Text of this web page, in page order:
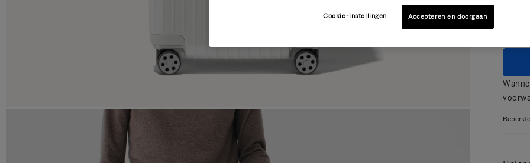
Cookie-instellingen Accepteren en doorgaan